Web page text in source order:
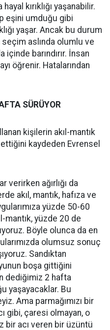
kırıklığı yaşanabilir.
eşini umduğu gibi
yaşar. Ancak bu durum
aslında olumlu ve
içinde barındırır. İnsan
öğrenir. Hatalarından
SÜRÜYOR
kişilerin akıl-mantık
kaydeden Evrensel
verirken ağırlığı da
akıl, mantık, hafıza ve
yüzde 50-60
mantık, yüzde 20 de
Böyle olunca da en
olumsuz sonuç
Sandıktan
boşa gittiğini
dediğimiz 2 hafta
yaşayacaklar. Bu
Ama parmağımızı bir
gibi, çaresi olmayan, o
bir acı veren bir üzüntü